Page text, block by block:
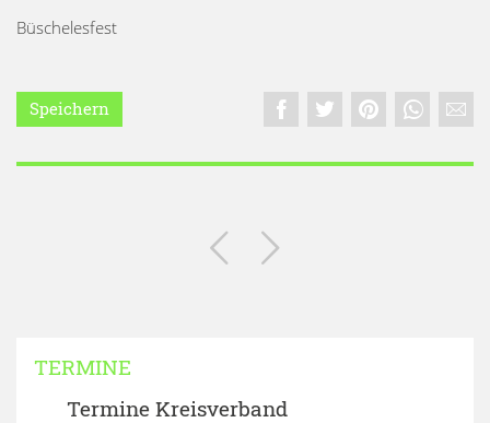
Büschelesfest
Speichern
TERMINE
Termine Kreisverband